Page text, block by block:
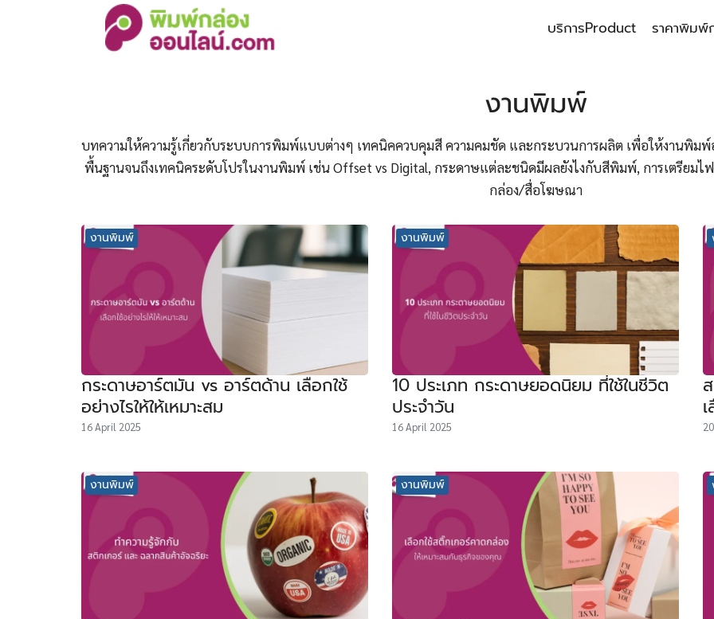
บริการProduct ราคาพิมพ์
งานพิมพ์
บทความให้ความรู้เกี่ยวกับระบบการพิมพ์แบบต่างๆ เทคนิคควบคุมสี ความคมชัด และกระบวนการผลิต เพื่อให้งานพิ
พื้นฐานจนถึงเทคนิคระดับโปรในงานพิมพ์ เช่น Offset vs Digital, กระดาษแต่ละชนิดมีผลยังไงกับสีพิมพ์, การเตรียมไ
กล่อง/สื่อโฆษณา
งานพิมพ์
กระดาษอาร์ตมัน vs อาร์ตด้าน เลือกใช้
อย่างไรให้ให้เหมาะสม
16 April 2025
งานพิมพ์
10 ประเภท กระดาษยอดนิยม ที่ใช้ในชีวิต
ประจำวัน
16 April 2025
งานพิมพ์ งานพิมพ์